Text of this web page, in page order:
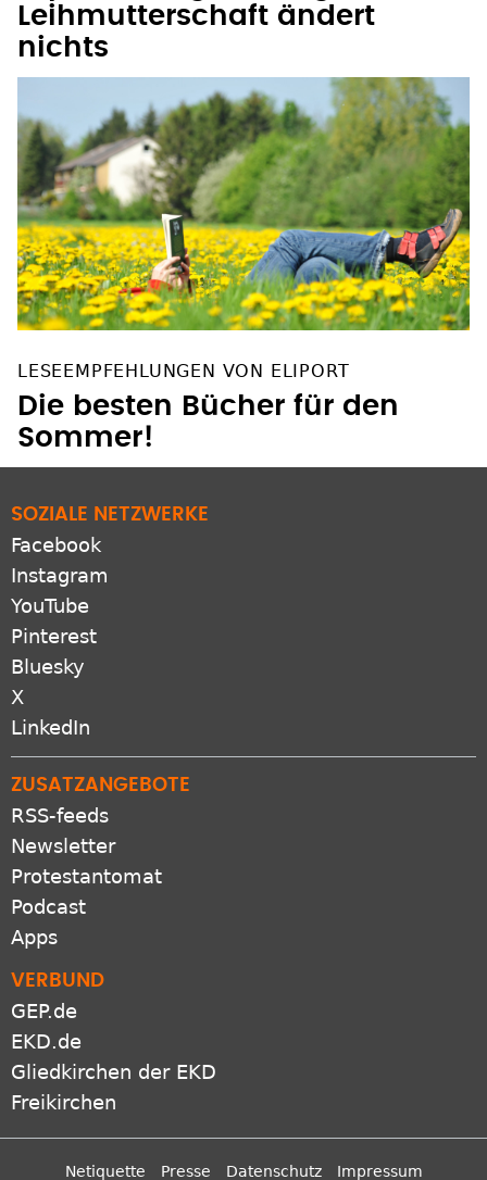
Leihmutterschaft ändert
nichts
LESEEMPFEHLUNGEN VON ELIPORT
Die besten Bücher für den
Sommer!
SOZIALE NETZWERKE
Facebook
Instagram
YouTube
Pinterest
Bluesky
X
LinkedIn
ZUSATZANGEBOTE
RSS-feeds
Newsletter
Protestantomat
Podcast
Apps
VERBUND
GEP.de
EKD.de
Gliedkirchen der EKD
Freikirchen
Netiquette Presse Datenschutz Impressum